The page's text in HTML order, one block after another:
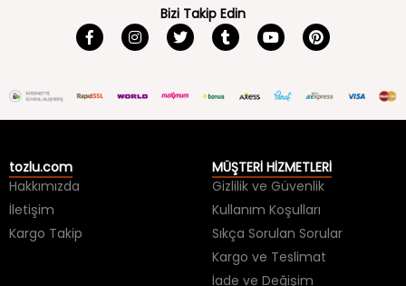
Bizi Takip Edin
tozlu.com
Hakkımızda
İletişim
Kargo Takip
MÜŞTERİ HİZMETLERİ
Gizlilik ve Güvenlik
Kullanım Koşulları
Sıkça Sorulan Sorular
Kargo ve Teslimat
İade ve Değişim